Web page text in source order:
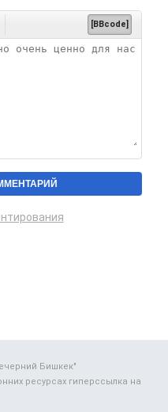
[BBcode]
Бишкек"
ресурсах гиперссылка на